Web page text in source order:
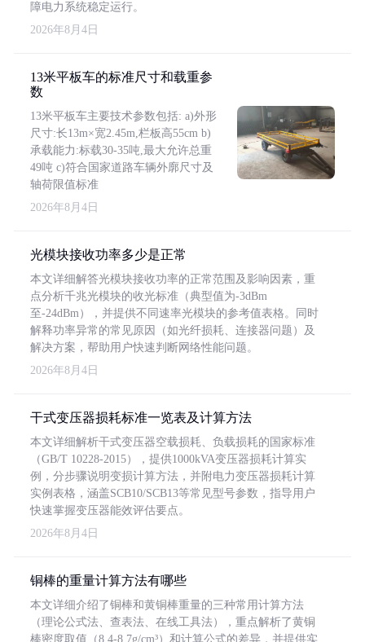
障电力系统稳定运行。
2026年8月4日
13米平板车的标准尺寸和载重参
数
13米平板车主要技术参数包括: a)外形
尺寸:长13m×宽2.45m,栏板高55cm b)
承载能力:标载30-35吨,最大允许总重
49吨 c)符合国家道路车辆外廓尺寸及
轴荷限值标准
2026年8月4日
光模块接收功率多少是正常
本文详细解答光模块接收功率的正常范围及影响因素，重
点分析千兆光模块的收光标准（典型值为-3dBm
至-24dBm），并提供不同速率光模块的参考值表格。同时
解释功率异常的常见原因（如光纤损耗、连接器问题）及
解决方案，帮助用户快速判断网络性能问题。
2026年8月4日
干式变压器损耗标准一览表及计算方法
本文详细解析干式变压器空载损耗、负载损耗的国家标准
（GB/T 10228-2015），提供1000kVA变压器损耗计算实
例，分步骤说明变损计算方法，并附电力变压器损耗计算
实例表格，涵盖SCB10/SCB13等常见型号参数，指导用户
快速掌握变压器能效评估要点。
2026年8月4日
铜棒的重量计算方法有哪些
本文详细介绍了铜棒和黄铜棒重量的三种常用计算方法
（理论公式法、查表法、在线工具法），重点解析了黄铜
棒密度取值（8.4-8.7g/cm³）和计算公式的差异，并提供实